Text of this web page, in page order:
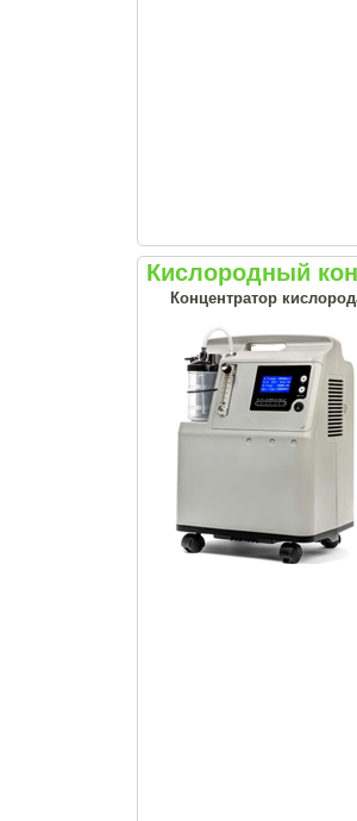
Кислородный
Концентратор